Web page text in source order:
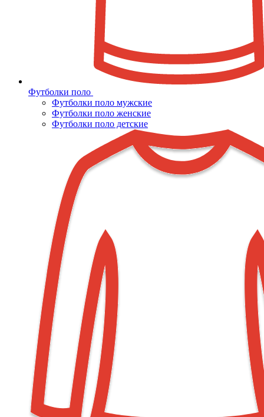
Футболки поло
Футболки поло мужские
Футболки поло женские
Футболки поло детские